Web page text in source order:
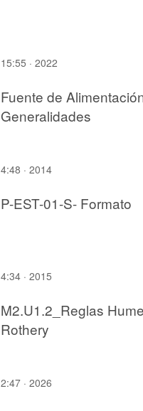
15:55 · 2022
Fuente de
Generalidades
4:48 · 2014
P-EST-01-S- Formato
4:34 · 2015
M2.U1.2_Reglas
Rothery
2:47 · 2026